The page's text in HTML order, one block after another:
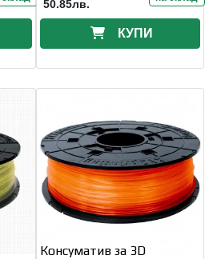
50.85лв.
КУПИ
Консуматив за 3D